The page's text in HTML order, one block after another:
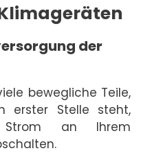
der
bewegliche Teile,
erster Stelle steht,
an Ihrem